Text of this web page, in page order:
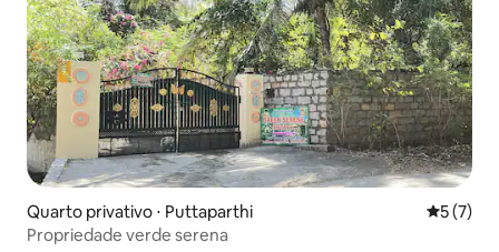
Quarto privativo ⋅ Puttaparthi 5 de
5 (7)
Propriedade verde serena